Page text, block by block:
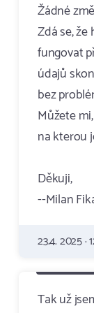
Žádné
Zdá se,
fungovat
údajů
bez
Můžete
na kterou
Děkuji,
--Milan
23.4. 2025 ·
Tak už